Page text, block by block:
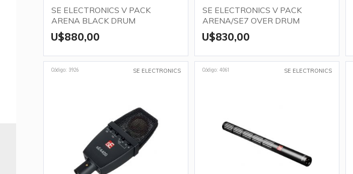
SE ELECTRONICS V PACK
ARENA BLACK DRUM
U$880,00
SE ELECTRONICS V PACK
ARENA/SE7 OVER DRUM
U$830,00
Código: 3926 SE ELECTRONICS Código: 4061 SE ELECTRONICS